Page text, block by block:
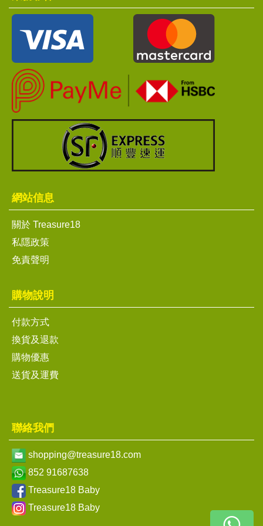
網站信息
關於 Treasure18
私隱政策
免責聲明
購物說明
付款方式
換貨及退款
購物優惠
送貨及運費
聯絡我們
shopping@treasure18.com
852 91687638
Treasure18 Baby
Treasure18 Baby